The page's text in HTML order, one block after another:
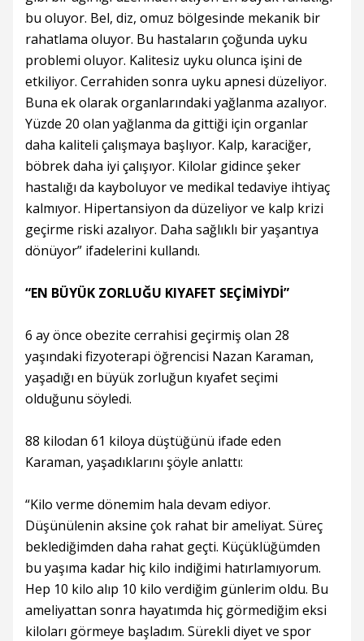
bu oluyor. Bel, diz, omuz bölgesinde mekanik bir
rahatlama oluyor. Bu hastaların çoğunda uyku
problemi oluyor. Kalitesiz uyku olunca işini de
etkiliyor. Cerrahiden sonra uyku apnesi düzeliyor.
Buna ek olarak organlarındaki yağlanma azalıyor.
Yüzde 20 olan yağlanma da gittiği için organlar
daha kaliteli çalışmaya başlıyor. Kalp, karaciğer,
böbrek daha iyi çalışıyor. Kilolar gidince şeker
hastalığı da kayboluyor ve medikal tedaviye ihtiyaç
kalmıyor. Hipertansiyon da düzeliyor ve kalp krizi
geçirme riski azalıyor. Daha sağlıklı bir yaşantıya
dönüyor” ifadelerini kullandı.
“EN BÜYÜK ZORLUĞU KIYAFET SEÇİMİYDİ”
6 ay önce obezite cerrahisi geçirmiş olan 28
yaşındaki fizyoterapi öğrencisi Nazan Karaman,
yaşadığı en büyük zorluğun kıyafet seçimi
olduğunu söyledi.
88 kilodan 61 kiloya düştüğünü ifade eden
Karaman, yaşadıklarını şöyle anlattı:
“Kilo verme dönemim hala devam ediyor.
Düşünülenin aksine çok rahat bir ameliyat. Süreç
beklediğimden daha rahat geçti. Küçüklüğümden
bu yaşıma kadar hiç kilo indiğimi hatırlamıyorum.
Hep 10 kilo alıp 10 kilo verdiğim günlerim oldu. Bu
ameliyattan sonra hayatımda hiç görmediğim eksi
kiloları görmeye başladım. Sürekli diyet ve spor